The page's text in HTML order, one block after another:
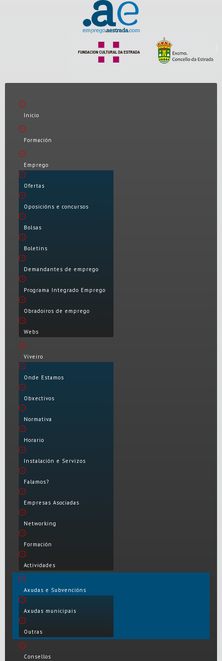
Inicio
Formación
Emprego
Ofertas
Oposicións e concursos
Bolsas
Boletíns
Demandantes de emprego
Programa Integrado Emprego
Obradoiros de emprego
Webs
Viveiro
Onde Estamos
Obxectivos
Normativa
Horario
Instalación e Servizos
Falamos?
Empresas Asociadas
Networking
Formación
Actividades
Axudas e Subvencións
Axudas municipais
Outras
Consellos